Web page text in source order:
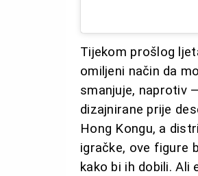
Tijekom prošlog
omiljeni način da
smanjuje, naprotiv
dizajnirane prije
Hong Kongu, a
igračke, ove figure
kako bi ih dobili. Ali